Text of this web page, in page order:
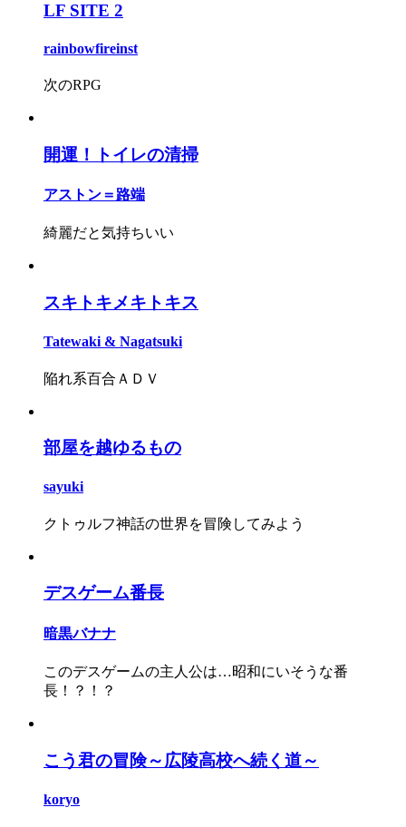
LF SITE 2
rainbowfireinst
次のRPG
開運！トイレの清掃
アストン＝路端
綺麗だと気持ちいい
スキトキメキトキス
Tatewaki & Nagatsuki
陥れ系百合ＡＤＶ
部屋を越ゆるもの
sayuki
クトゥルフ神話の世界を冒険してみよう
デスゲーム番長
暗黒バナナ
このデスゲームの主人公は…昭和にいそうな番
長！？！？
こう君の冒険～広陵高校へ続く道～
koryo